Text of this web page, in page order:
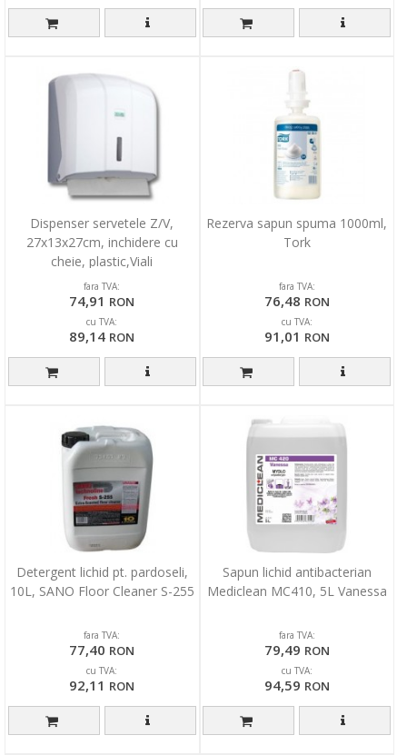
Dispenser servetele Z/V,
27x13x27cm, inchidere cu
cheie, plastic,Viali
fara TVA:
74,91 RON
cu TVA:
89,14 RON
Rezerva sapun spuma 1000ml,
Tork
fara TVA:
76,48 RON
cu TVA:
91,01 RON
Detergent lichid pt. pardoseli,
10L, SANO Floor Cleaner S-255
fara TVA:
77,40 RON
cu TVA:
92,11 RON
Sapun lichid antibacterian
Mediclean MC410, 5L Vanessa
fara TVA:
79,49 RON
cu TVA:
94,59 RON